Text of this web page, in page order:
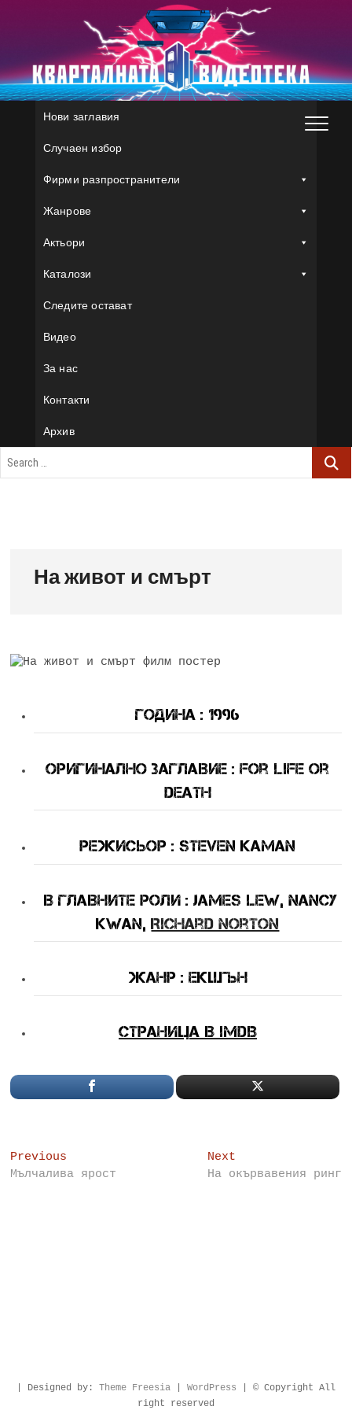
Нови заглавия
Случаен избор
Фирми разпространители
Жанрове
Актьори
Каталози
Следите остават
Видео
За нас
Контакти
Архив
На живот и смърт
Година : 1996
Оригинално Заглавие : For Life or
Death
Режисьор : Steven Kaman
В Главните Роли : James Lew, Nancy
Kwan,Richard Norton
Жанр : екшън
Страница в IMDB
Post
navigation
Previous
post:
Мълчалива ярост
NextNext
post:
На окървавения ринг
| Designed by: Theme Freesia| WordPress | © Copyright All
right reserved